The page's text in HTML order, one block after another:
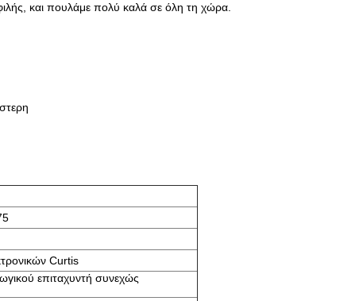
και πουλάμε πολύ καλά σε όλη τη χώρα.
Curtis
επιταχυντή συνεχώς